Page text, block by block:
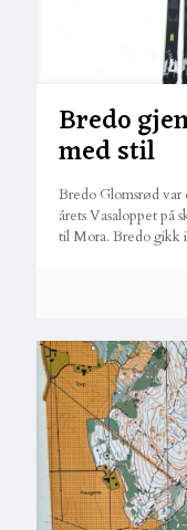
Bredo
med stil
Bredo Glomsrød
årets Vasaloppet på
til Mora. Bredo gikk